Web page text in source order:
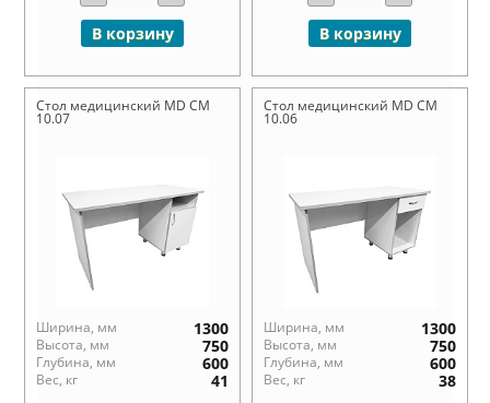
В корзину В корзину
Стол медицинский MD СМ
10.07
Ширина, мм 1300
Высота, мм 750
Глубина, мм 600
Вес, кг 41
Стол медицинский MD СМ
10.06
Ширина, мм 1300
Высота, мм 750
Глубина, мм 600
Вес, кг 38